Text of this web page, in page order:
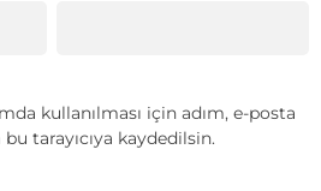
kullanılması için adım, e-posta
tarayıcıya kaydedilsin.